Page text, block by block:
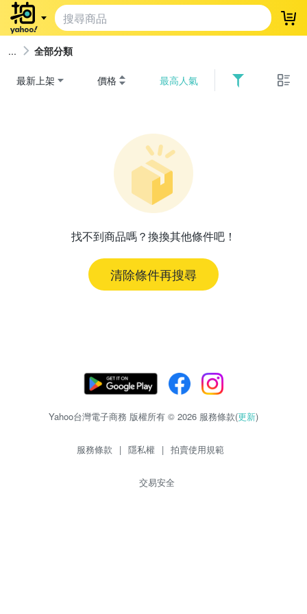
登
全部分類
最新上架 價格 最高人氣
找不到商品嗎？換換其他條件吧！
清除條件再搜尋
Yahoo台灣電子商務 版權所有 © 2026 服務條款(更新)
服務條款 | 隱私權 | 拍賣使用規範
交易安全